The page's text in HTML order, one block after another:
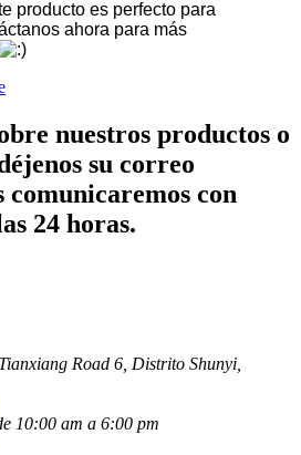
producto es perfecto para
ahora para más
nuestros productos o
su correo
comunicaremos con
24 horas.
Road 6, Distrito Shunyi,
10:00 am a 6:00 pm